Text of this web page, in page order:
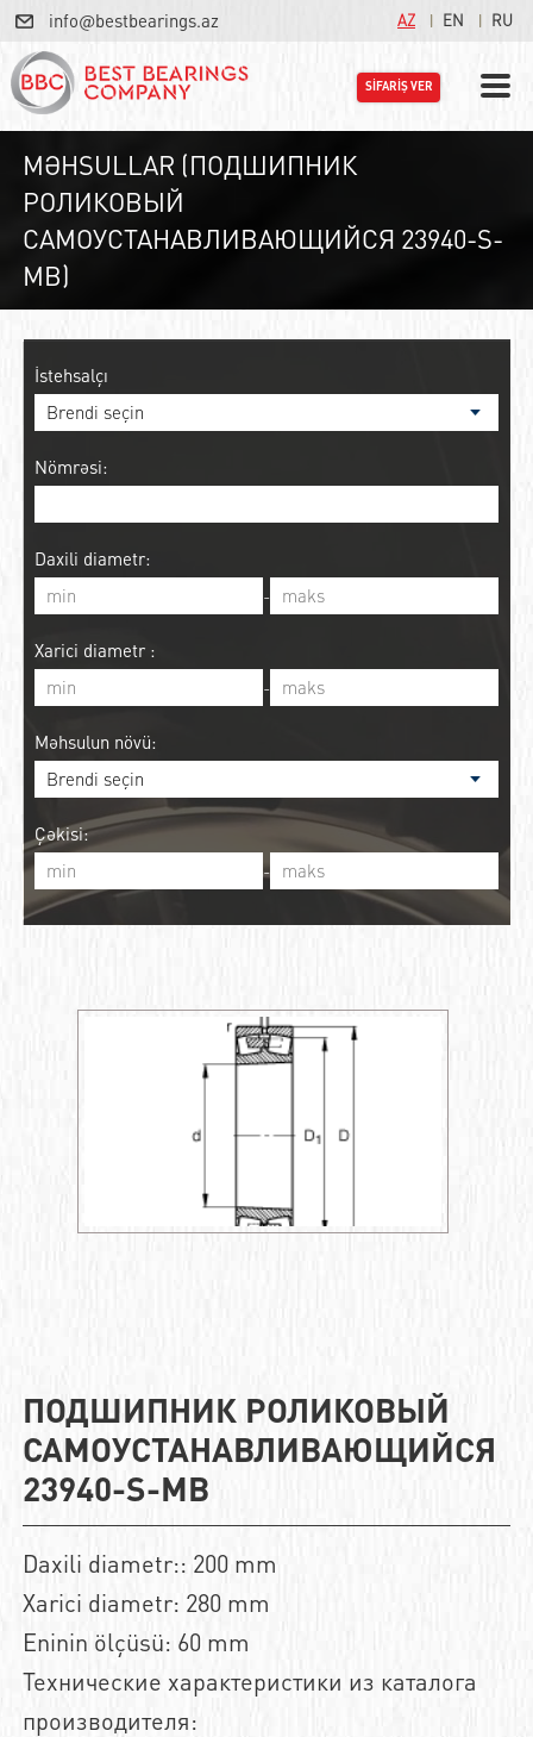
info@bestbearings.az AZ EN RU
SİFARİŞ VER
MƏHSULLAR (ПОДШИПНИК
РОЛИКОВЫЙ
САМОУСТАНАВЛИВАЮЩИЙСЯ 23940-S-
MB)
İstehsalçı
Nömrəsi:
Daxili diametr:
-
Xarici diametr :
-
Məhsulun növü:
Çəkisi:
-
ПОДШИПНИК РОЛИКОВЫЙ
САМОУСТАНАВЛИВАЮЩИЙСЯ
23940-S-MB
Daxili diametr:: 200 mm
Xarici diametr: 280 mm
Eninin ölçüsü: 60 mm
Технические характеристики из каталога
производителя: